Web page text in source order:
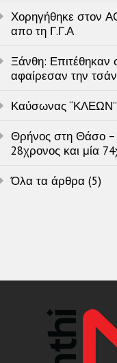
Χορηγήθηκε στον
απο τη Γ.Γ.Α
Ξάνθη: Επιτέθηκαν
αφαίρεσαν την
Καύσωνας
Θρήνος στη Θάσο –
28χρονος και μία
Όλα τα άρθρα (5)